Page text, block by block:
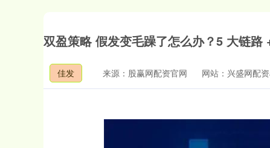
双盈策略 假发变毛躁了怎么办？5 大链路
佳发 来源：股赢网配资官网 网站：兴盛网配